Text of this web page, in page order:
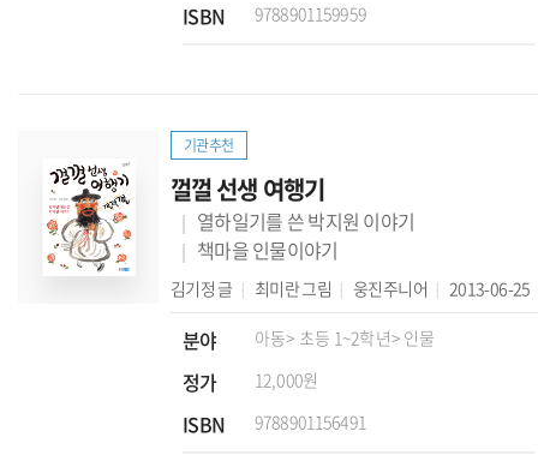
ISBN 9788901159959
기관추천
껄껄 선생 여행기
열하일기를 쓴 박지원 이야기
책마을 인물이야기
김기정 글 최미란그림 웅진주니어 2013-06-25
분야 아동> 초등 1~2학년> 인물
정가 12,000원
ISBN 9788901156491